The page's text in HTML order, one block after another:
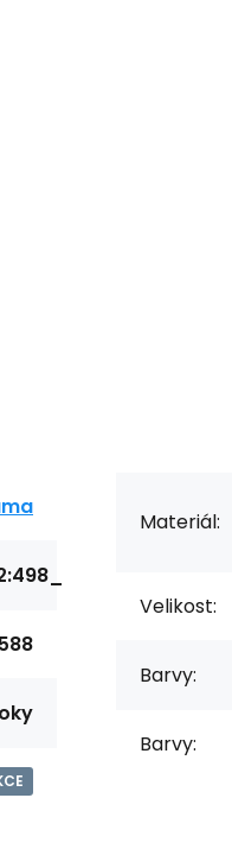
Materiál:
Velikost:
Barvy:
Barvy: